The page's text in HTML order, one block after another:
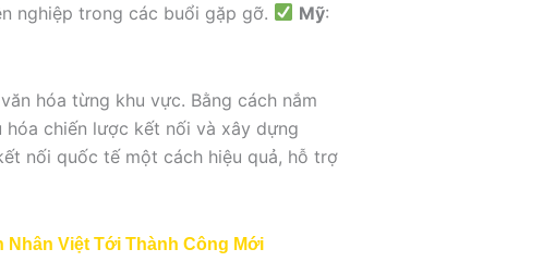
nghiệp trong các buổi gặp gỡ. Mỹ:
hóa từng khu vực. Bằng cách nắm
chiến lược kết nối và xây dựng
nối quốc tế một cách hiệu quả, hỗ trợ
Nhân Việt Tới Thành Công Mới